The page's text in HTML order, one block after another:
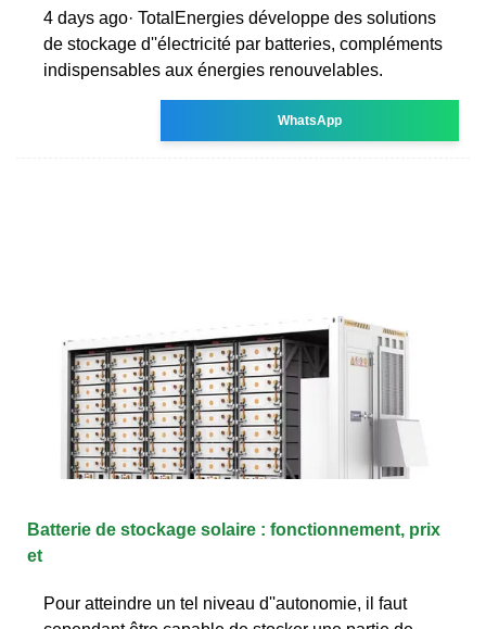
4 days ago· TotalEnergies développe des solutions
de stockage d''électricité par batteries, compléments
indispensables aux énergies renouvelables.
WhatsApp
Batterie de stockage solaire : fonctionnement, prix
et
Pour atteindre un tel niveau d''autonomie, il faut